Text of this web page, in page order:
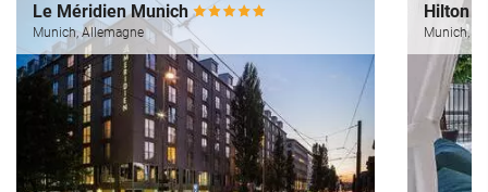
Le Méridien Munich
Munich, Allemagne
Hilton
Munich,